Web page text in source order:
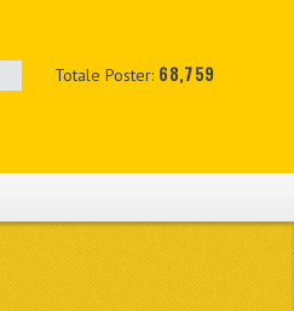
Totale Poster: 68,759